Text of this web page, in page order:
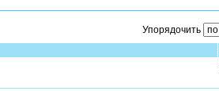
Упорядочить